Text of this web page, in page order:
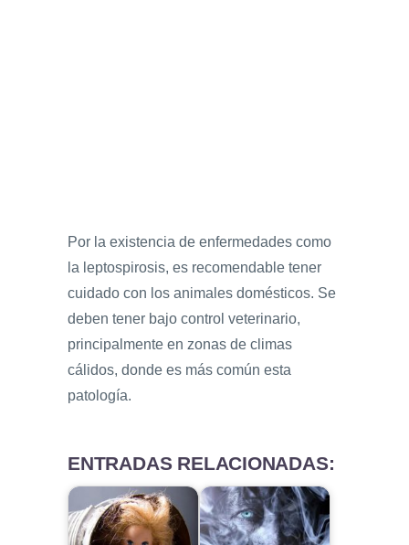
Por la existencia de enfermedades como
la leptospirosis, es recomendable tener
cuidado con los animales domésticos. Se
deben tener bajo control veterinario,
principalmente en zonas de climas
cálidos, donde es más común esta
patología.
ENTRADAS RELACIONADAS: